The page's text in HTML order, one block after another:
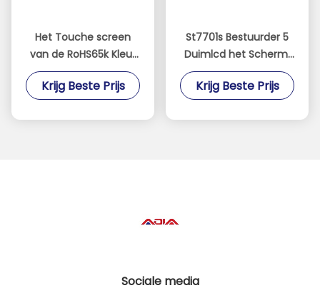
Het Touche screen
van de RoHS65k Kleur
ST7789V 1.22inch TFT
LCD
Krijg Beste Prijs
St7701s Bestuurder 5
Duimlcd het Scherm,
de Vertoningscomité
van 480*854 TFT
Krijg Beste Prijs
Sociale media